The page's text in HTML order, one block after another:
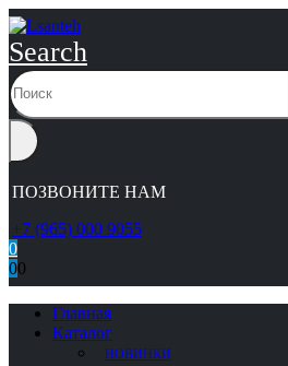
Search
ПОЗВОНИТЕ НАМ
+7 (965) 000 9055
0
00
Главная
Каталог
НОВИНКИ